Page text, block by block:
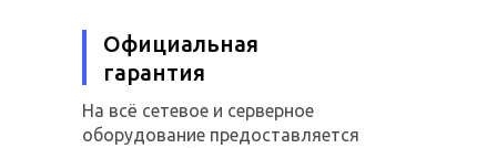
Официальная
гарантия
На всё сетевое и серверное
оборудование предоставляется